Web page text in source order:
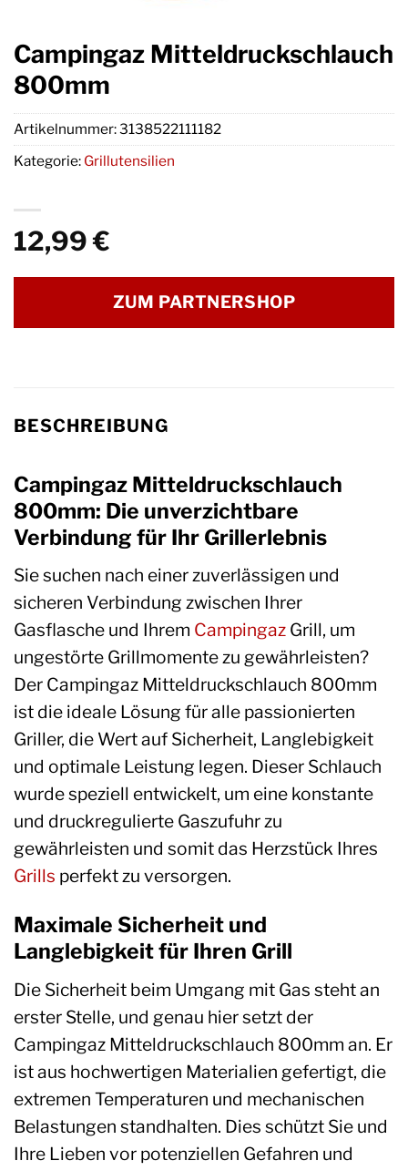
Campingaz Mitteldruckschlauch
800mm
12,99€
ZUM PARTNERSHOP
Artikelnummer:3138522111182
Kategorie: Grillutensilien
BESCHREIBUNG
Campingaz Mitteldruckschlauch
800mm: Die unverzichtbare
Verbindung für Ihr Grillerlebnis
Sie suchen nach einer zuverlässigen und
sicheren Verbindung zwischen Ihrer
Gasflasche und Ihrem Campingaz Grill, um
ungestörte Grillmomente zu gewährleisten?
Der Campingaz Mitteldruckschlauch 800mm
ist die ideale Lösung für alle passionierten
Griller, die Wert auf Sicherheit, Langlebigkeit
und optimale Leistung legen. Dieser Schlauch
wurde speziell entwickelt, um eine konstante
und druckregulierte Gaszufuhr zu
gewährleisten und somit das Herzstück Ihres
Grills perfekt zu versorgen.
Maximale Sicherheit und
Langlebigkeit für Ihren Grill
Die Sicherheit beim Umgang mit Gas steht an
erster Stelle, und genau hier setzt der
Campingaz Mitteldruckschlauch 800mm an. Er
ist aus hochwertigen Materialien gefertigt, die
extremen Temperaturen und mechanischen
Belastungen standhalten. Dies schützt Sie und
Ihre Lieben vor potenziellen Gefahren und